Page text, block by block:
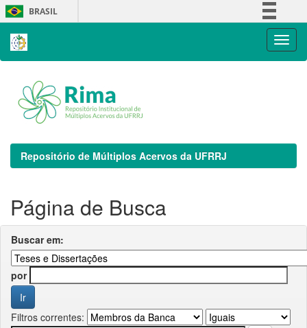
Skip
navigation
BRASIL
Repositório de Múltiplos Acervos da UFRRJ
Página de Busca
Buscar em:
por
Filtros correntes: